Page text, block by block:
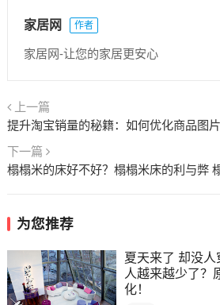
家居网 作者
家居网-让您的家居更安心
上一篇
提升淘宝销量的秘籍：如何优化商品图
下一篇
榻榻米的床好不好？榻榻米床的利与弊
为您推荐
夏天来了 却没
人越来越少了？
化！